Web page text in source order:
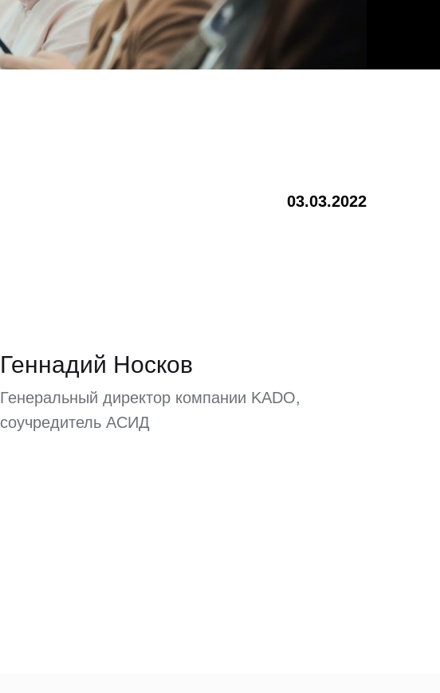
03.03.2022
Геннадий Носков
Генеральный директор компании KADO,
соучредитель АСИД